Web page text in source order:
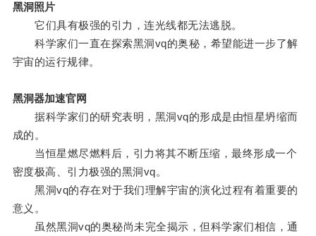
黑洞照片
它们具有极强的引力，连光线都无法逃脱。
科学家们一直在探索黑洞vq的奥秘，希望能进一步了解
宇宙的运行规律。
黑洞器加速官网
据科学家们的研究表明，黑洞vq的形成是由恒星坍缩而
成的。
当恒星燃尽燃料后，引力将其不断压缩，最终形成一个
密度极高、引力极强的黑洞vq。
黑洞vq的存在对于我们理解宇宙的演化过程有着重要的
意义。
虽然黑洞vq的奥秘尚未完全揭示，但科学家们相信，通